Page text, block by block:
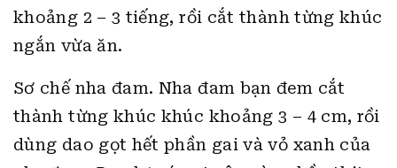
khoảng 2 – 3 tiếng, rồi cắt thành từng khúc
ngắn vừa ăn.
Sơ chế nha đam. Nha đam bạn đem cắt
thành từng khúc khúc khoảng 3 – 4 cm, rồi
dùng dao gọt hết phần gai và vỏ xanh của